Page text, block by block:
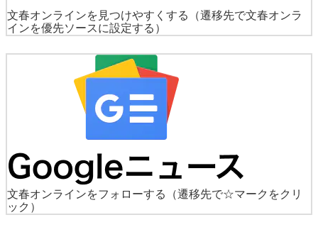
文春オンラインを見つけやすくする
（遷移先で文春オンラ
インを優先ソースに設定する）
文春オンラインをフォローする
（遷移先で☆マークをクリ
ック）